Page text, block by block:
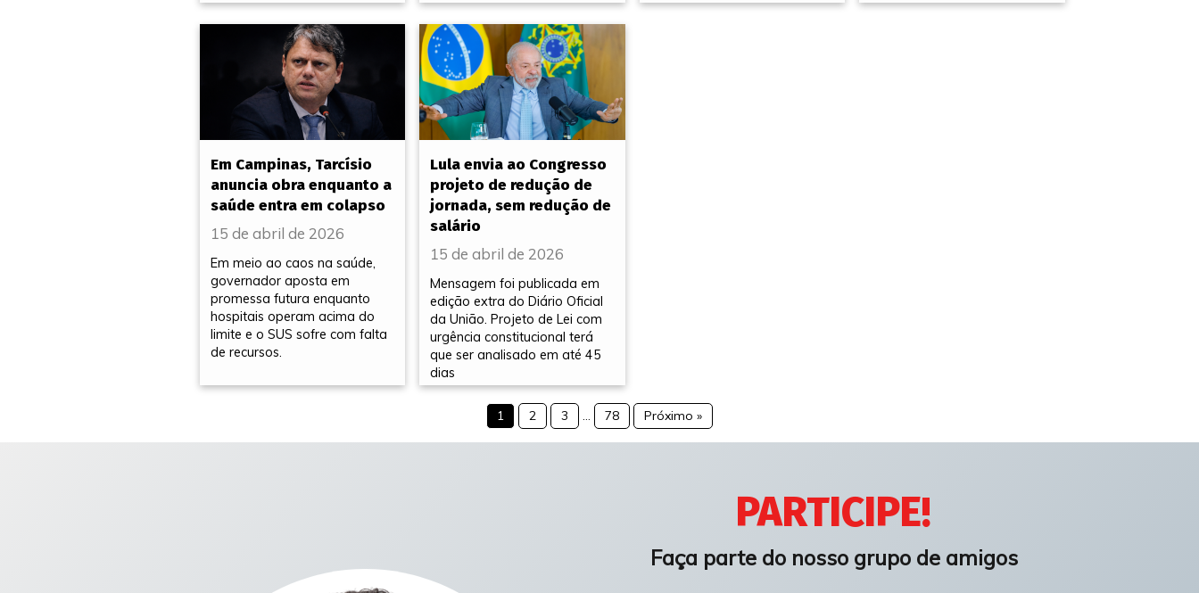
Em Campinas, Tarcísio
anuncia obra enquanto a
saúde entra em colapso
15 de abril de 2026
Em meio ao caos na saúde,
governador aposta em
promessa futura enquanto
hospitais operam acima do
limite e o SUS sofre com falta
de recursos.
Lula envia ao Congresso
projeto de redução de
jornada, sem redução de
salário
15 de abril de 2026
Mensagem foi publicada em
edição extra do Diário Oficial
da União. Projeto de Lei com
urgência constitucional terá
que ser analisado em até 45
dias
1 2 3 … 78 Próximo »
PARTICIPE!
Faça parte do nosso grupo de amigos